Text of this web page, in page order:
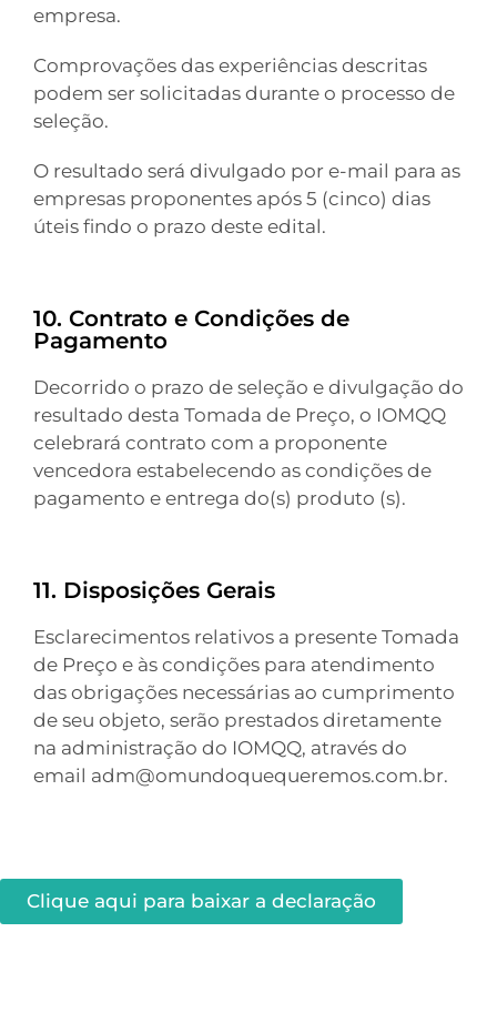
empresa.
Comprovações das experiências descritas
podem ser solicitadas durante o processo de
seleção.
O resultado será divulgado por e-mail para as
empresas proponentes após 5 (cinco) dias
úteis findo o prazo deste edital.
10. Contrato e Condições de
Pagamento
Decorrido o prazo de seleção e divulgação do
resultado desta Tomada de Preço, o IOMQQ
celebrará contrato com a proponente
vencedora estabelecendo as condições de
pagamento e entrega do(s) produto (s).
11. Disposições Gerais
Esclarecimentos relativos a presente Tomada
de Preço e às condições para atendimento
das obrigações necessárias ao cumprimento
de seu objeto, serão prestados diretamente
na administração do IOMQQ, através do
email adm@omundoquequeremos.com.br.
Clique aqui para baixar a declaração